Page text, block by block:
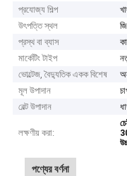
প্রযোজ্য শিল্প
উৎপত্তি স্থল
প্রস্থ বা ব্যাস
মার্কেটিং টাইপ
ভোল্টেজ, বৈদ্যুতিক একক বিশেষ
মূল উপাদান
বেল্ট উপাদান
লক্ষণীয় করা:
পণ্যের বর্ণনা